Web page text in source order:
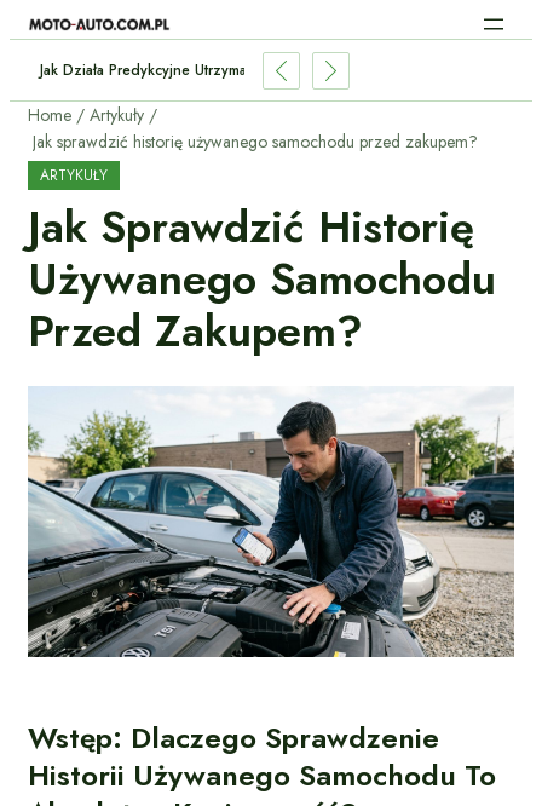
Baterii W Używanym Elektryku?
Home
Artykuły
Jak sprawdzić historię używanego samochodu przed zakupem?
ARTYKUŁY
Jak Sprawdzić Historię
Używanego Samochodu
Przed Zakupem?
Wstęp: Dlaczego Sprawdzenie
Historii Używanego Samochodu To